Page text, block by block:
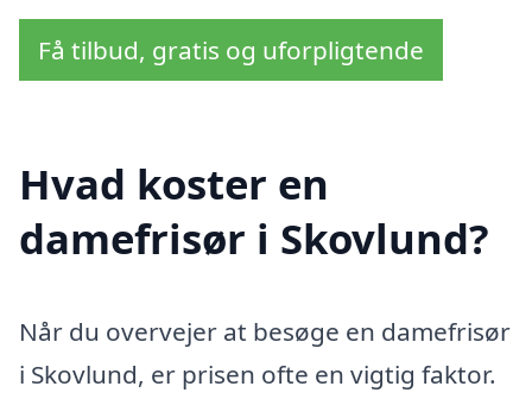
Få tilbud, gratis og uforpligtende
Hvad koster en
damefrisør i Skovlund?
Når du overvejer at besøge en damefrisør
i Skovlund, er prisen ofte en vigtig faktor.